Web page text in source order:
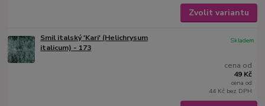
Zvolit variantu
Smil italský 'Kari' (Helichrysum
italicum) - 173
cena od
49 Kč
cena od
44 Kč bez DPH
Skladem